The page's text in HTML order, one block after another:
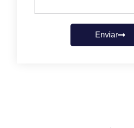
Enviar